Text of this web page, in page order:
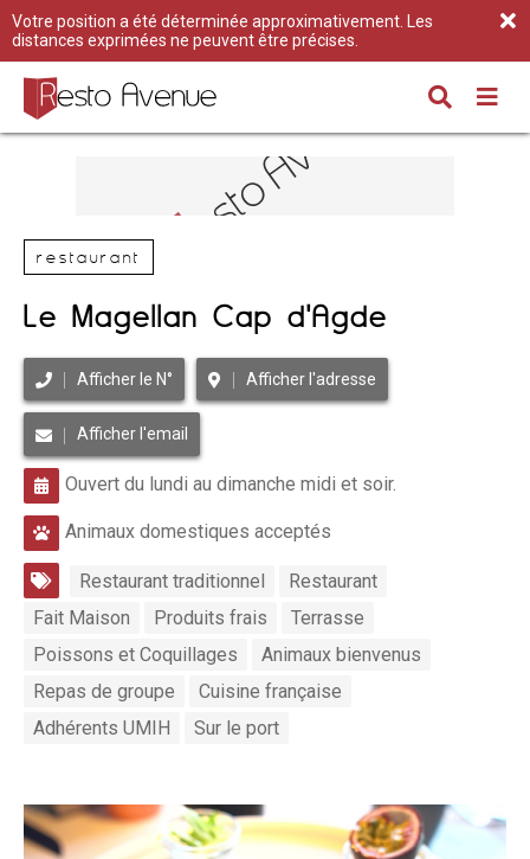
Votre position a été déterminée approximativement. Les
distances exprimées ne peuvent être précises.
restaurant
Le Magellan Cap d'Agde
Afficher le N° Afficher l'adresse
Afficher l'email
Ouvert du lundi au dimanche midi et soir.
Animaux domestiques acceptés
Restaurant traditionnel
Restaurant
Fait Maison
Produits frais
Terrasse
Poissons et Coquillages
Animaux bienvenus
Repas de groupe
Cuisine française
Adhérents UMIH
Sur le port